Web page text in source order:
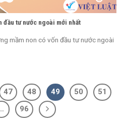
đầu tư nước ngoài mới nhất
mầm non có vốn đầu tư nước ngoài
47 48 49 50
51
96